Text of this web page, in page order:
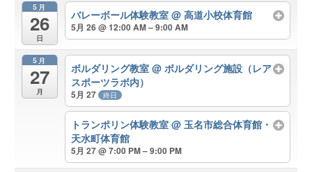
5月
26
日
バレーボール体験教室 @ 高道小校体育館
5月 26 @ 12:00 AM – 9:00 AM
5月
27
月
ボルダリング教室 @ ボルダリング施設（レア
スポーツラボ内）
5月 27 終日
トランポリン体験教室 @ 玉名市総合体育館・
天水町体育館
5月 27 @ 7:00 PM – 9:00 PM